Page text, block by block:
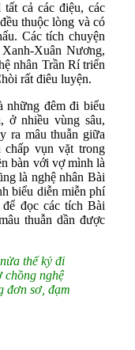
cả các điệu, các
thuộc lòng và có
Các tích chuyện
Xuân Nương,
nhân Trần Rí triển
rất điêu luyện.
những đêm đi biểu
ở nhiều vùng sâu,
ra mâu thuẫn giữa
vụn vặt trong
bàn với vợ mình là
là nghệ nhân Bài
biểu diễn miễn phí
đọc các tích Bài
thuẫn dần được
thế kỷ đi
chồng nghệ
đơn sơ, đạm